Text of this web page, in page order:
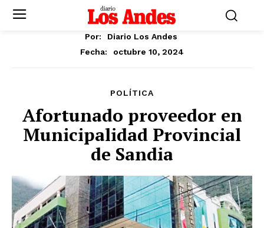
Por:
Diario Los Andes
Fecha:
octubre 10, 2024
POLÍTICA
Afortunado proveedor en
Municipalidad Provincial
de Sandia